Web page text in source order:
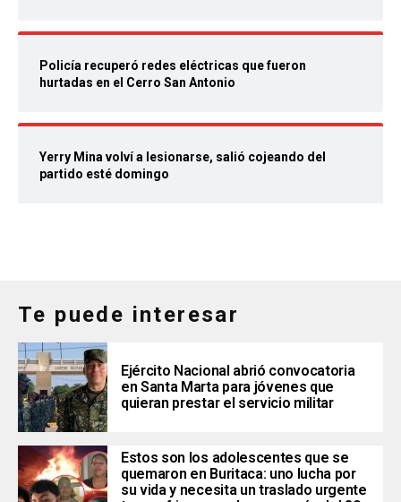
Policía recuperó redes eléctricas que fueron
hurtadas en el Cerro San Antonio
Yerry Mina volví a lesionarse, salió cojeando del
partido esté domingo
Te puede interesar
Ejército Nacional abrió convocatoria
en Santa Marta para jóvenes que
quieran prestar el servicio militar
Estos son los adolescentes que se
quemaron en Buritaca: uno lucha por
su vida y necesita un traslado urgente